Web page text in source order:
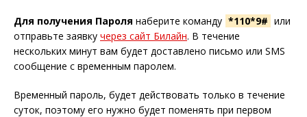
Для получения Пароля наберите команду *110*9# или
отправьте заявку через сайт Билайн. В течение
нескольких минут вам будет доставлено письмо или SMS
сообщение с временным паролем.
Временный пароль, будет действовать только в течение
суток, поэтому его нужно будет поменять при первом